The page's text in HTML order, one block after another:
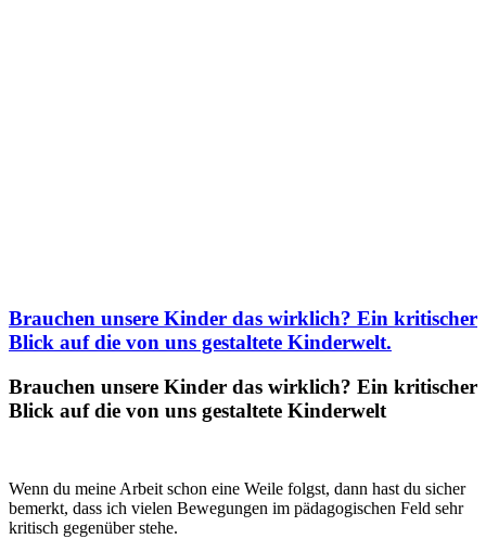
Brauchen unsere Kinder das wirklich? Ein kritischer
Blick auf die von uns gestaltete Kinderwelt.
Brauchen unsere Kinder das wirklich? Ein kritischer
Blick auf die von uns gestaltete Kinderwelt
Wenn du meine Arbeit schon eine Weile folgst, dann hast du sicher
bemerkt, dass ich vielen Bewegungen im pädagogischen Feld sehr
kritisch gegenüber stehe.